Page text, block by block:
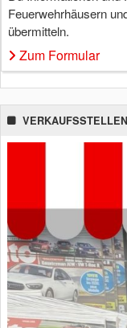
Feuerwehrhäusern
übermitteln.
Zum Formular